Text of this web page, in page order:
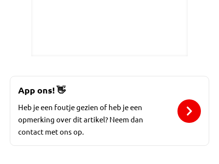
App ons!👋
Heb je een foutje gezien of heb je een
opmerking over dit artikel? Neem dan
contact met ons op.